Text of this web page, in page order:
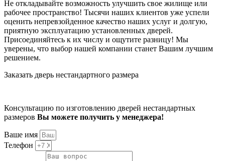
Не откладывайте возможность улучшить свое жилище или
рабочее пространство! Тысячи наших клиентов уже успели
оценить непревзойденное качество наших услуг и долгую,
приятную эксплуатацию установленных дверей.
Присоединяйтесь к их числу и ощутите разницу! Мы
уверены, что выбор нашей компании станет Вашим лучшим
решением.
Заказать дверь нестандартного размера
Консультацию по изготовлению дверей нестандартных
размеров Вы можете получить у менеджера!
Ваше имя
Телефон